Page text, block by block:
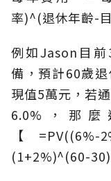
率)^(退休年齡-
例如Jason目
備，預計60歲
現值5萬元，若
6.0%，那
【=PV((6%-
(1+2%)^(60-